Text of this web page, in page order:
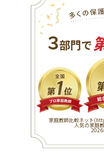
３部門で
家庭教師比較ネット(
人気の家庭
2026